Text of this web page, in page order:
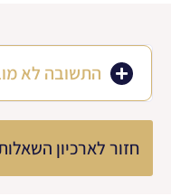
התשובה לא
חזור לארכיון